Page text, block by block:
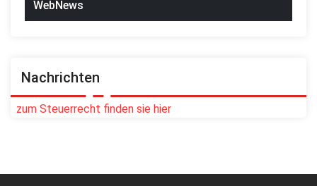
WebNews
Nachrichten
zum Steuerrecht finden sie hier